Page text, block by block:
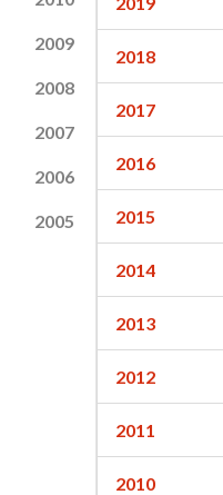
2009
2008
2007
2006
2005
2018
2017
2016
2015
2014
2013
2012
2011
2010